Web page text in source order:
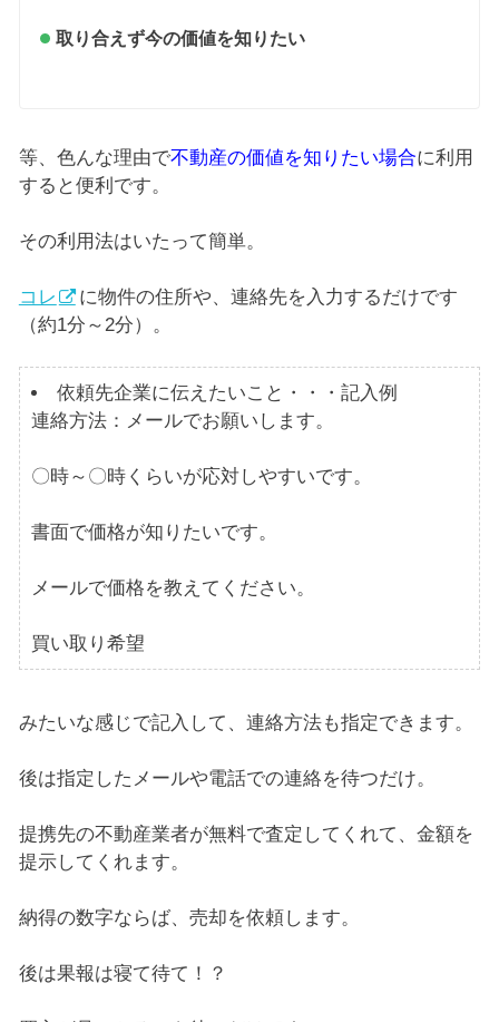
取り合えず今の価値を知りたい
等、色んな理由で不動産の価値を知りたい場合に利用
すると便利です。
その利用法はいたって簡単。
コレ
に物件の住所や、連絡先を入力するだけです
（約1分～2分）。
依頼先企業に伝えたいこと・・・記入例
連絡方法：メールでお願いします。
〇時～〇時くらいが応対しやすいです。
書面で価格が知りたいです。
メールで価格を教えてください。
買い取り希望
みたいな感じで記入して、連絡方法も指定できます。
後は指定したメールや電話での連絡を待つだけ。
提携先の不動産業者が無料で査定してくれて、金額を
提示してくれます。
納得の数字ならば、売却を依頼します。
後は果報は寝て待て！？